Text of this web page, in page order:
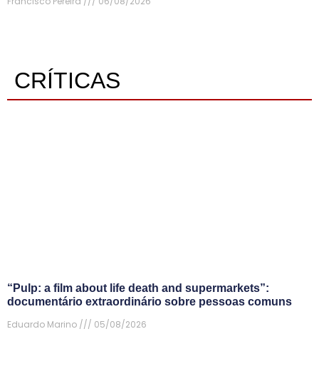
CRÍTICAS
“Pulp: a film about life death and supermarkets”:
documentário extraordinário sobre pessoas comuns
Eduardo Marino
05/08/2026